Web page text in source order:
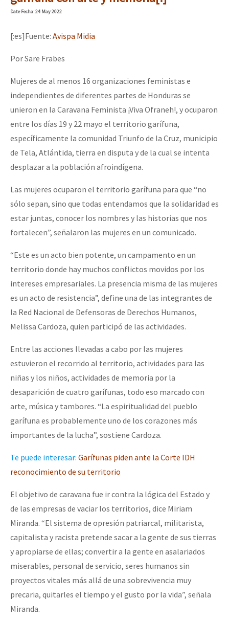
Mundo
Megaproyectos
Migración
Presos
Mujeres
Niñxs
MULTIMEDIA
Audio
Video
Otras secciones
Semillero Guerra contra la Humanidad. (Las poblaciones y
la naturaleza bajo asedio)
Medios Libres
COVID-19
Eventos
Contacto
Dia 1: Encontro “Guerra contra a Humanidade”
[CDMX – 20 julio] Jornadas globales por la libertad de Jesús
“Sonhando a Terra do Bem Virá” se publica no Estado Espanhol
Se o México sabe, que o mundo saiba! Nossas lutas pela
[25 abr – CDMX] Tokín por el CNI: 30 años de Resistencia y
DateFecha: 24 May 2022
[:es]Fuente: Avispa Midia
Por Sare Frabes
Mujeres de al menos 16 organizaciones feministas e
independientes de diferentes partes de Honduras se
unieron en la Caravana Feminista ¡Viva Ofraneh!, y ocuparon
entre los días 19 y 22 mayo el territorio garífuna,
específicamente la comunidad Triunfo de la Cruz, municipio
de Tela, Atlántida, tierra en disputa y de la cual se intenta
desplazar a la población afroindígena.
Las mujeres ocuparon el territorio garífuna para que “no
sólo sepan, sino que todas entendamos que la solidaridad es
estar juntas, conocer los nombres y las historias que nos
fortalecen”, señalaron las mujeres en un comunicado.
“Este es un acto bien potente, un campamento en un
territorio donde hay muchos conflictos movidos por los
intereses empresariales. La presencia misma de las mujeres
es un acto de resistencia”, define una de las integrantes de
la Red Nacional de Defensoras de Derechos Humanos,
Melissa Cardoza, quien participó de las actividades.
Entre las acciones llevadas a cabo por las mujeres
estuvieron el recorrido al territorio, actividades para las
niñas y los niños, actividades de memoria por la
desaparición de cuatro garífunas, todo eso marcado con
arte, música y tambores. “La espiritualidad del pueblo
garífuna es probablemente uno de los corazones más
importantes de la lucha”, sostiene Cardoza.
Te puede interesar: Garífunas piden ante la Corte IDH
reconocimiento de su territorio
El objetivo de caravana fue ir contra la lógica del Estado y
de las empresas de vaciar los territorios, dice Miriam
Miranda. “El sistema de opresión patriarcal, militarista,
capitalista y racista pretende sacar a la gente de sus tierras
y apropiarse de ellas; convertir a la gente en asalariados
miserables, personal de servicio, seres humanos sin
proyectos vitales más allá de una sobrevivencia muy
precaria, quitarles el tiempo y el gusto por la vida”, señala
Miranda.